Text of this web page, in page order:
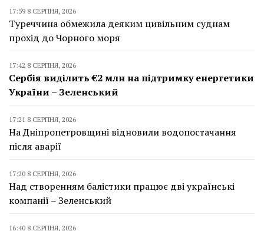
17:59 8 СЕРПНЯ, 2026
Туреччина обмежила деяким цивільним суднам
прохід до Чорного моря
17:42 8 СЕРПНЯ, 2026
Сербія виділить €2 млн на підтримку енергетики
України – Зеленський
17:21 8 СЕРПНЯ, 2026
На Дніпропетровщині відновили водопостачання
після аварії
17:20 8 СЕРПНЯ, 2026
Над створенням балістики працює дві українські
компанії – Зеленський
16:40 8 СЕРПНЯ, 2026